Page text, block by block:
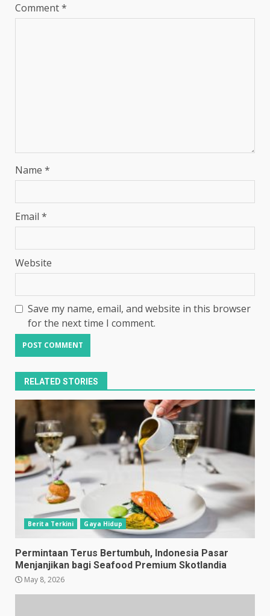
Comment*
Name *
Email *
Website
Save my name, email, and website in this browser
for the next time I comment.
RELATED STORIES
Berita Terkini Gaya Hidup
Permintaan Terus Bertumbuh, Indonesia Pasar
Menjanjikan bagi Seafood Premium Skotlandia
May 8, 2026